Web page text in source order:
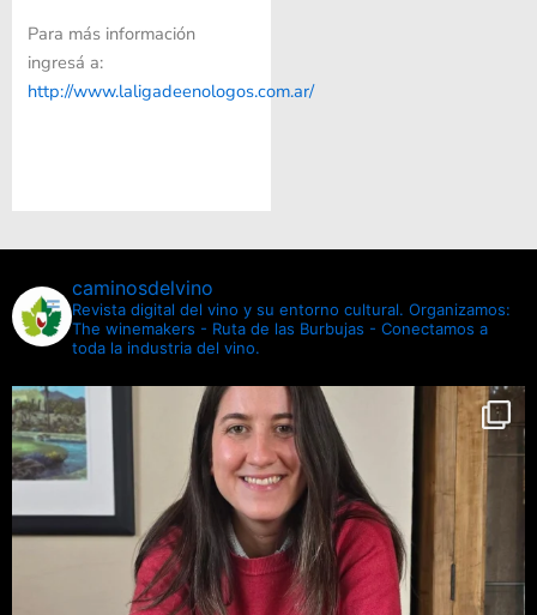
Para más información
ingresá a:
http://www.laligadeenologos.com.ar/
caminosdelvino
Revista digital del vino y su entorno cultural. Organizamos:
The winemakers - Ruta de las Burbujas - Conectamos a
toda la industria del vino.